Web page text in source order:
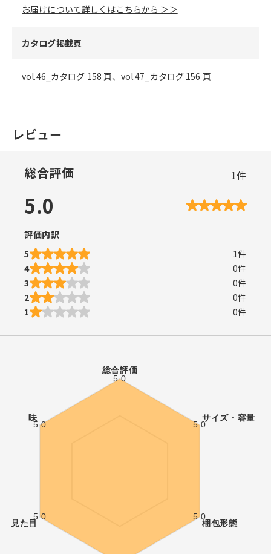
お届けについて詳しくはこちらから ＞＞
カタログ掲載頁
vol.46_カタログ 158 頁、vol.47_カタログ 156 頁
レビュー
総合評価 1件
5.0
評価内訳
5
1件
4
0件
3
0件
2
0件
1
0件